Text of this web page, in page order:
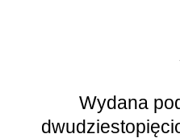
Wydana